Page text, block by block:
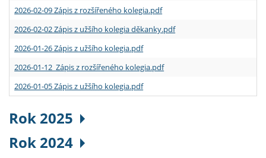
2026-02-09 Zápis z rozšířeného kolegia.pdf
2026-02-02 Zápis z užšího kolegia děkanky.pdf
2026-01-26 Zápis z užšího kolegia.pdf
2026-01-12 Zápis z rozšířeného kolegia.pdf
2026-01-05 Zápis z užšího kolegia.pdf
Rok 2025
Rok 2024